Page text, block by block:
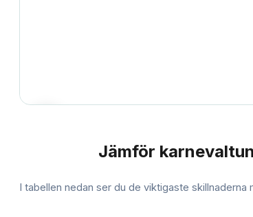
Jämför
I tabellen nedan ser du de viktigaste